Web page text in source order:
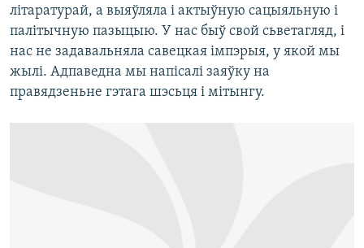
літаратурай, а выяўляла і актыўную сацыяльную і
палітычную пазыцыю. У нас быў свой сьветагляд, і
нас не задавальняла савецкая імпэрыя, у якой мы
жылі. Адпаведна мы напісалі заяўку на
правядзеньне гэтага шэсьця і мітынгу.